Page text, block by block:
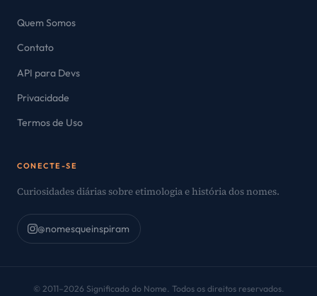
Quem Somos
Contato
API para Devs
Privacidade
Termos de Uso
CONECTE-SE
Curiosidades diárias sobre etimologia e história dos nomes.
@nomesqueinspiram
© 2011–2026 Significado do Nome. Todos os direitos reservados.